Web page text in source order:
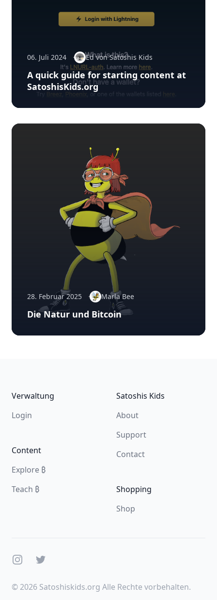
06. Juli 2024 Ed von Satoshis Kids
A quick guide for starting content at
SatoshisKids.org
28. Februar 2025 Marla Bee
Die Natur und Bitcoin
Verwaltung
Login
Content
Explore ₿
Teach ₿
Satoshis Kids
About
Support
Contact
Shopping
Shop
InstagramTwitter
© 2026 Satoshiskids.org Alle Rechte vorbehalten.